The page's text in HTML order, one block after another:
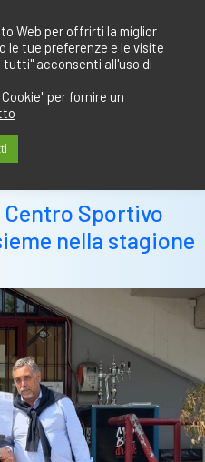
Sportivo
nella stagione
Web per offrirti la miglior
le tue preferenze e le visite
acconsenti all'uso di
per fornire un